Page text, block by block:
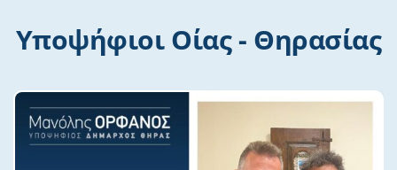
Υποψήφιοι Οίας - Θηρασίας